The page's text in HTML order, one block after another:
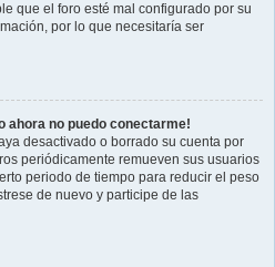
que el foro esté mal configurado por su
por lo que necesitaría ser
ahora no puedo conectarme!
desactivado o borrado su cuenta por
periódicamente remueven sus usuarios
periodo de tiempo para reducir el peso
de nuevo y participe de las